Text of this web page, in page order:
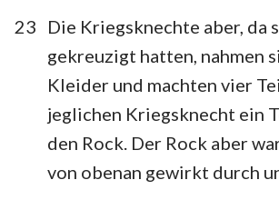
1 2 3 4 5
23
Die Kriegsknechte aber, da
gekreuzigt hatten, nahmen
Kleider und machten vier
jeglichen Kriegsknecht ein
den Rock. Der Rock aber
von obenan gewirkt durch